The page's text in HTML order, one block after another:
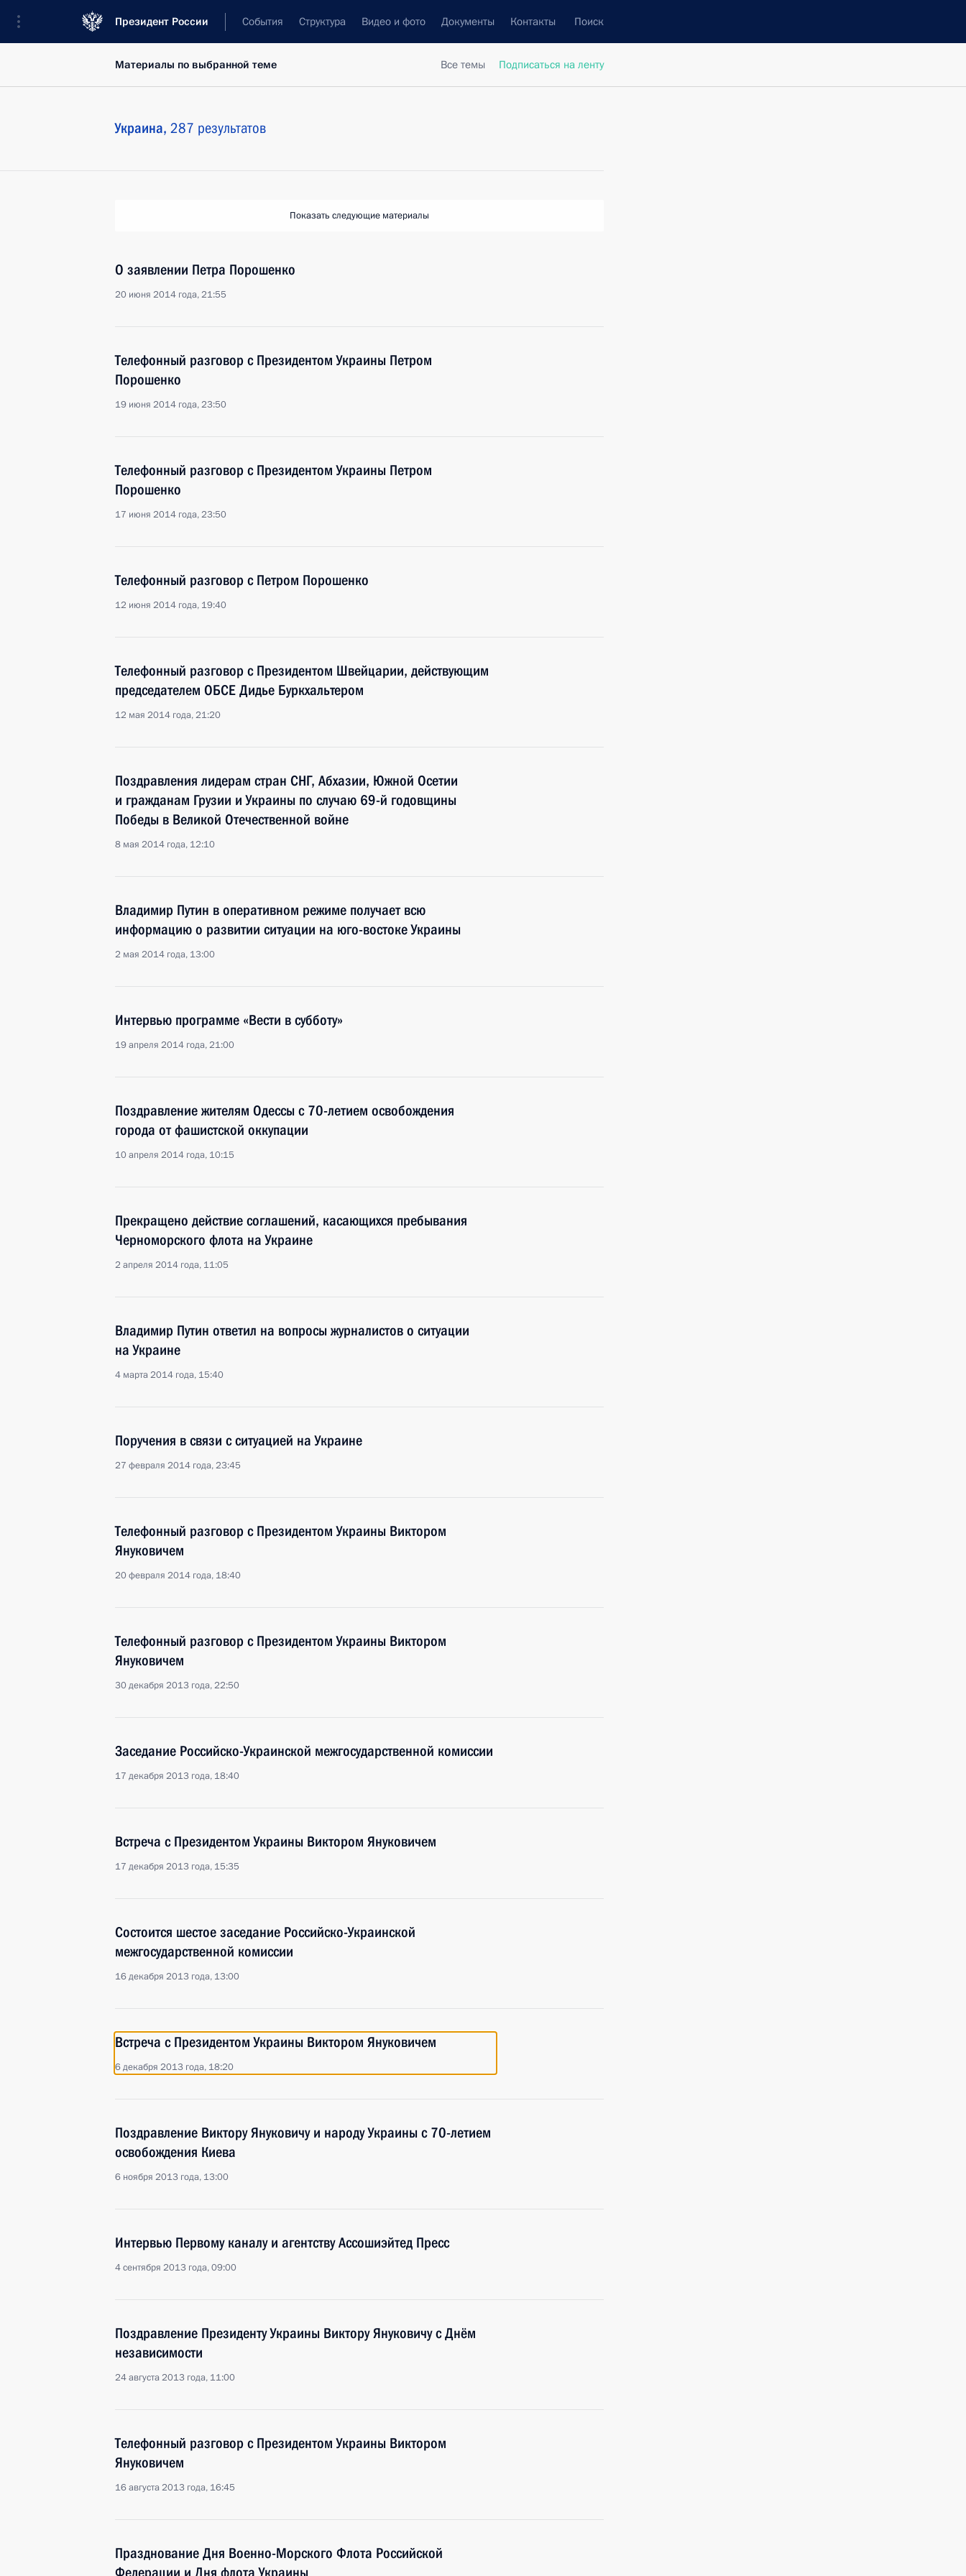
Президент России События Структура Видео и фото Документы Контакты Поиск
Все темы Подписаться на ленту
Материалы по выбранной теме
Украина, 287 результатов
Показать следующие материалы
О заявлении Петра Порошенко
20 июня 2014 года, 21:55
Телефонный разговор с Президентом Украины Петром
Порошенко
19 июня 2014 года, 23:50
Телефонный разговор с Президентом Украины Петром
Порошенко
17 июня 2014 года, 23:50
Телефонный разговор с Петром Порошенко
12 июня 2014 года, 19:40
Телефонный разговор с Президентом Швейцарии, действующим
председателем ОБСЕ Дидье Буркхальтером
12 мая 2014 года, 21:20
Поздравления лидерам стран СНГ, Абхазии, Южной Осетии
и гражданам Грузии и Украины по случаю 69-й годовщины
Победы в Великой Отечественной войне
8 мая 2014 года, 12:10
Владимир Путин в оперативном режиме получает всю
информацию о развитии ситуации на юго-востоке Украины
2 мая 2014 года, 13:00
Интервью программе «Вести в субботу»
19 апреля 2014 года, 21:00
Поздравление жителям Одессы с 70-летием освобождения
города от фашистской оккупации
10 апреля 2014 года, 10:15
Прекращено действие соглашений, касающихся пребывания
Черноморского флота на Украине
2 апреля 2014 года, 11:05
Владимир Путин ответил на вопросы журналистов о ситуации
на Украине
4 марта 2014 года, 15:40
Поручения в связи с ситуацией на Украине
27 февраля 2014 года, 23:45
Телефонный разговор с Президентом Украины Виктором
Януковичем
20 февраля 2014 года, 18:40
Телефонный разговор с Президентом Украины Виктором
Януковичем
30 декабря 2013 года, 22:50
Заседание Российско-Украинской межгосударственной комиссии
17 декабря 2013 года, 18:40
Встреча с Президентом Украины Виктором Януковичем
17 декабря 2013 года, 15:35
Состоится шестое заседание Российско-Украинской
межгосударственной комиссии
16 декабря 2013 года, 13:00
Встреча с Президентом Украины Виктором Януковичем
6 декабря 2013 года, 18:20
Поздравление Виктору Януковичу и народу Украины с 70-летием
освобождения Киева
6 ноября 2013 года, 13:00
Интервью Первому каналу и агентству Ассошиэйтед Пресс
4 сентября 2013 года, 09:00
Поздравление Президенту Украины Виктору Януковичу с Днём
независимости
24 августа 2013 года, 11:00
Телефонный разговор с Президентом Украины Виктором
Януковичем
16 августа 2013 года, 16:45
Празднование Дня Военно-Морского Флота Российской
Федерации и Дня флота Украины